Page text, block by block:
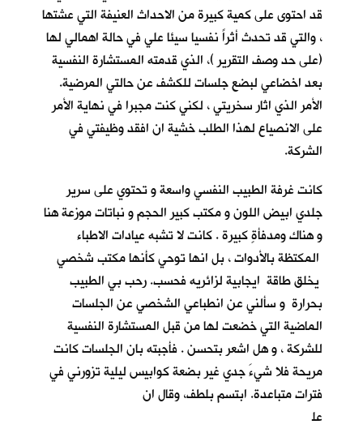
قد احتوى على كمية كبيرة من الاحداث العنيفة التي عشتها
، والتي قد تحدث أثراً نفسيا سيئا علي في حالة اهمالي لها
(على حد وصف التقرير )، الذي قدمته المستشارة النفسية
بعد اخضاعي لبضع جلسات للكشف عن حالتي المرضية.
الأمر الذي اثار سخريتي ، لكني كنت مجبرا في نهاية الأمر
على الانصياع لهذا الطلب خشية ان افقد وظيفتي في
الشركة.
كانت غرفة الطبيب النفسي واسعة و تحتوي على سرير
جلدي ابيض اللون و مكتب كبير الحجم و نباتات موزعة هنا
و هناك ومدفأةٍ كبيرة . كانت لا تشبه عيادات الاطباء
المكتظة بالأدوات ، بل انها توحي كأنها مكتب شخصي
يخلق طاقة ايجابية لزائريه فحسب. رحب بي الطبيب
بحرارة و سألني عن انطباعي الشخصي عن الجلسات
الماضية التي خضعت لها من قبل المستشارة النفسية
للشركة ، و هل اشعر بتحسن . فأجبته بان الجلسات كانت
مريحة فلا شيءَ جدي غير بضعة كوابيس ليلية تزورني في
فترات متباعدة. ابتسم بلطف، وقال ان
عل